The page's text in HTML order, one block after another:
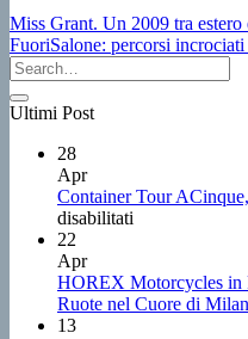
Miss Grant. Un 2009 tra
FuoriSalone: percorsi
Ultimi Post
28
Apr
Container Tour
disabilitati
ACinque,
terza
22
Apr
HOREX Motorcycles in
Ruote nel Cuore di
13